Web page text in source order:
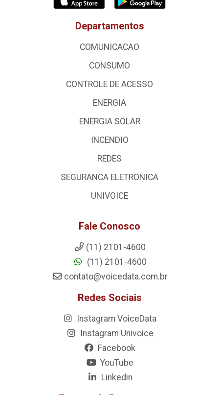
Departamentos
COMUNICACAO
CONSUMO
CONTROLE DE ACESSO
ENERGIA
ENERGIA SOLAR
INCENDIO
REDES
SEGURANCA ELETRONICA
UNIVOICE
Fale Conosco
(11) 2101-4600
(11) 2101-4600
contato@voicedata.com.br
Redes Sociais
Instagram VoiceData
Instagram Univoice
Facebook
YouTube
Linkedin